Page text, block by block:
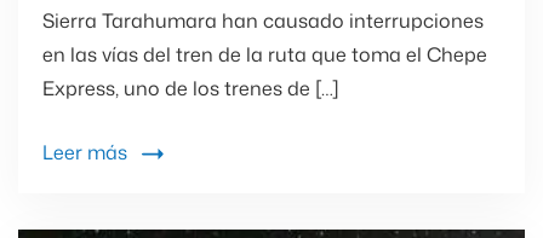
Sierra Tarahumara han causado interrupciones
en las vías del tren de la ruta que toma el Chepe
Express, uno de los trenes de […]
Leer más